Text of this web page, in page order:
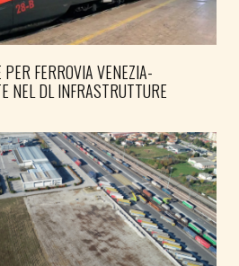
PER FERROVIA VENEZIA-
NEL DL INFRASTRUTTURE